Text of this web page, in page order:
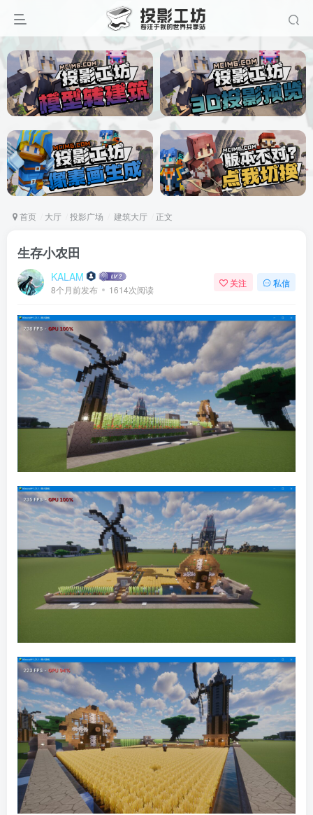
首页 大厅 投影广场 建筑大厅 正文
生存小农田
KALAM
8个月前发布 1614次阅读
关注 私信